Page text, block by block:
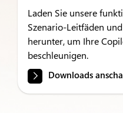
Laden Sie unsere
Szenario-Leitfäden
herunter, um Ihre
beschleunigen.
Downloads